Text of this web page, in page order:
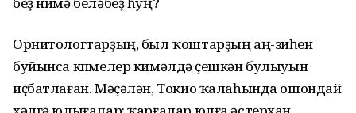
Орнитологтарҙың, был ҡоштарҙың аң-зиһен
буйынса күпмелер кимәлдә үҫешкән булыуын
иҫбатлаған. Мәҫәлән, Токио ҡалаһында ошондай